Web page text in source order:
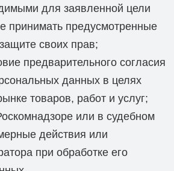
для заявленной цели
принимать предусмотренные
своих прав;
предварительного согласия
данных в целях
товаров, работ и услуг;
или в судебном
действия или
при обработке его